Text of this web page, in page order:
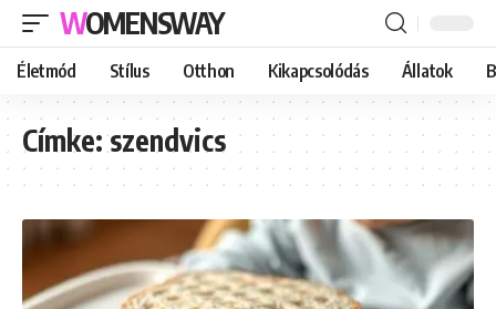
WOMENSWAY
Életmód Stílus Otthon Kikapcsolódás Állatok
Címke:szendvics